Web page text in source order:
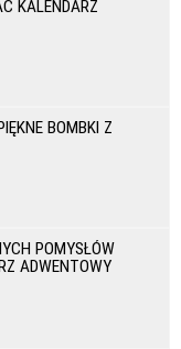
KALENDARZ
BOMBKI Z
POMYSŁÓW
ADWENTOWY